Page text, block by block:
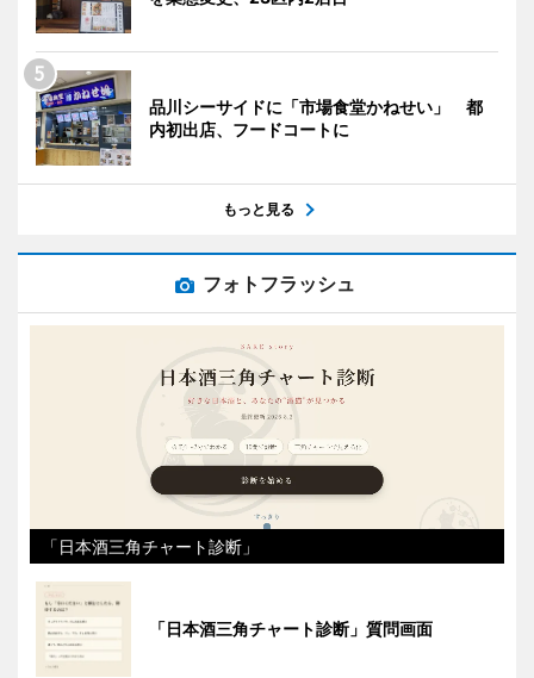
品川シーサイドに「市場食堂かねせい」 都
内初出店、フードコートに
もっと見る
フォトフラッシュ
「日本酒三角チャート診断」
「日本酒三角チャート診断」質問画面